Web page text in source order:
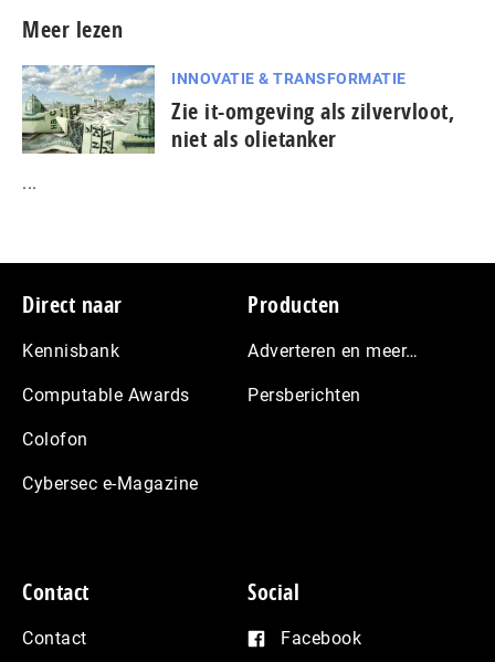
Meer lezen
INNOVATIE & TRANSFORMATIE
Zie it-omgeving als zilvervloot,
niet als olietanker
...
Footer
Direct naar
Kennisbank
Computable Awards
Colofon
Cybersec e-Magazine
Producten
Adverteren en meer…
Persberichten
Contact
Contact
Social
Facebook